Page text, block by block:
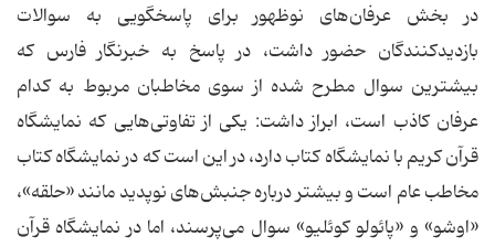
در بخش عرفان‌های نوظهور برای پاسخگویی به سوالات
بازدیدکنندگان حضور داشت،‌ در پاسخ به خبرنگار فارس که
بیشترین سوال مطرح شده از سوی مخاطبان مربوط به کدام
عرفان کاذب است، ابراز داشت: یکی از تفاوتی‌هایی که نمایشگاه
قرآن کریم با نمایشگاه کتاب دارد، در این است که در نمایشگاه کتاب
مخاطب عام است و بیشتر درباره جنبش‌های نوپدید مانند «حلقه»،
«اوشو» و «پائولو کوئلیو» سوال می‌پرسند، اما در نمایشگاه قرآن